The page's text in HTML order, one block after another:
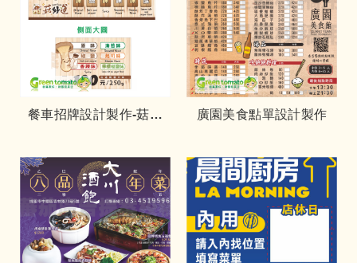
餐車招牌設計製作-菇好
廣園美食點單設計製作